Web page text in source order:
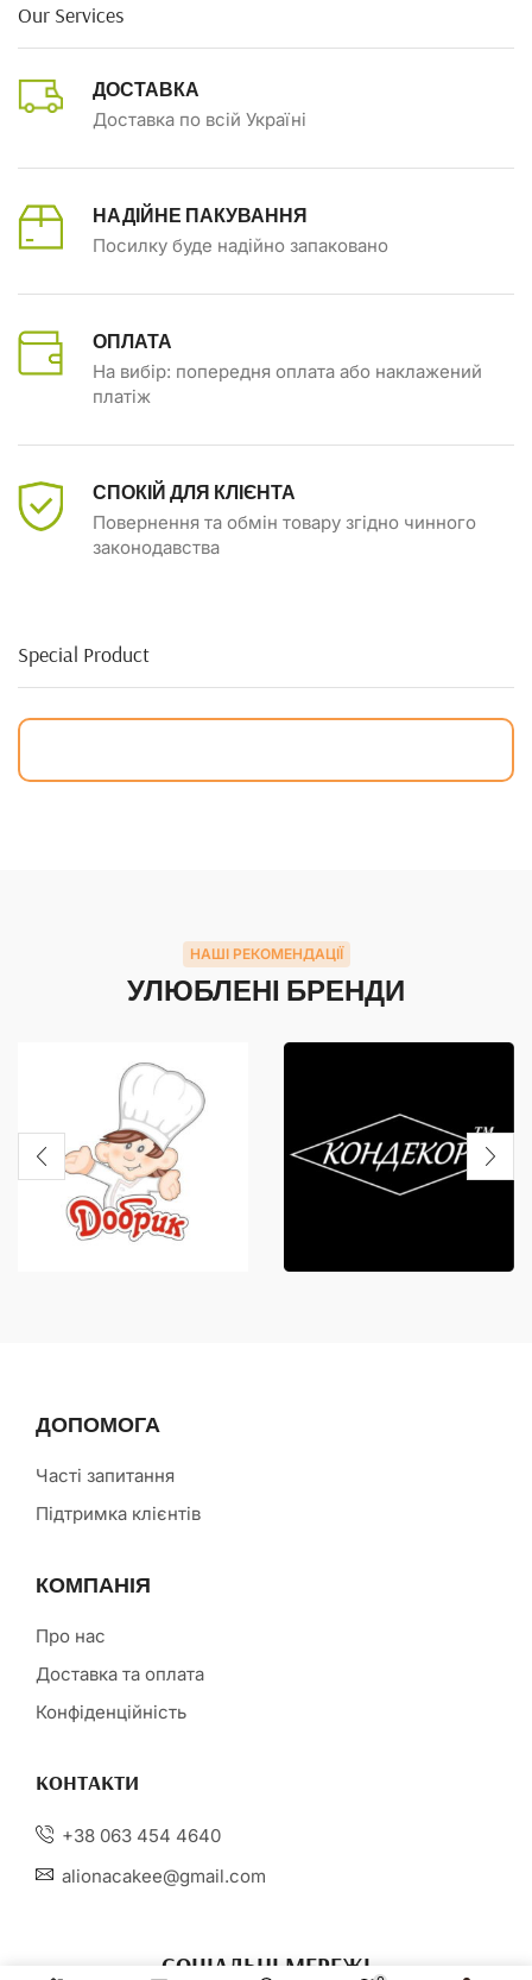
Our Services
ДОСТАВКА
Доставка по всій Україні
НАДІЙНЕ ПАКУВАННЯ
Посилку буде надійно запаковано
ОПЛАТА
На вибір: попередня оплата або наклажений
платіж
СПОКІЙ ДЛЯ КЛІЄНТА
Повернення та обмін товару згідно чинного
законодавства
Special Product
НАШІ РЕКОМЕНДАЦІЇ
УЛЮБЛЕНІ БРЕНДИ
ДОПОМОГА
Часті запитання
Підтримка клієнтів
КОМПАНІЯ
Про нас
Доставка та оплата
Конфіденційність
КОНТАКТИ
+38 063 454 4640
alionacakee@gmail.com
СОЦІАЛЬНІ МЕРЕЖІ